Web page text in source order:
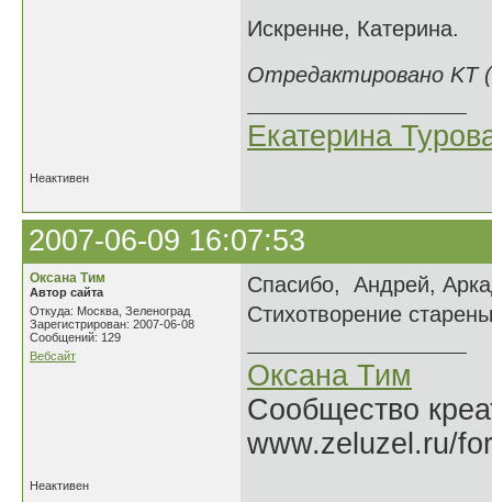
Искренне, Катерина.
Отредактировано KT
Екатерина
Неактивен
2007-06-09 16:07:53
Оксана Тим
Автор сайта
Откуда: Москва, Зеленоград
Зарегистрирован: 2007-06-08
Сообщений: 129
Вебсайт
Спасибо, Андрей,
Стихотворение
Оксана Тим
Сообщество
www.zeluzel.ru/
Неактивен